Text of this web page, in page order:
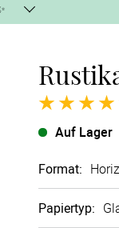
per Post zusenden.
Auf Lager
Format:
Papiertyp: